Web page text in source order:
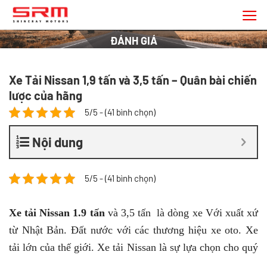
Chuyển
đến
nội
dung
ĐÁNH GIÁ
Xe Tải Nissan 1,9 tấn và 3,5 tấn – Quân bài chiến
lược của hãng
5/5 - (41 bình chọn)
Nội dung
5/5 - (41 bình chọn)
Xe tải Nissan 1.9 tấnvà 3,5 tấn là dòng xe Với xuất xứ
từ Nhật Bản. Đất nước với các thương hiệu xe oto. Xe
tải lớn của thế giới. Xe tải Nissan là sự lựa chọn cho quý